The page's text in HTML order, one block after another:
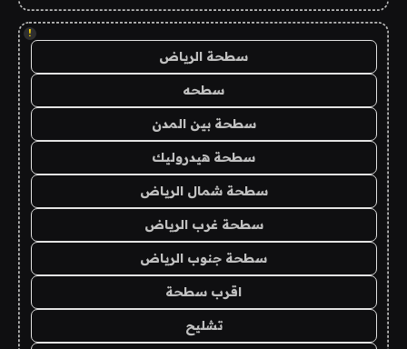
!
سطحة الرياض
سطحه
سطحة بين المدن
سطحة هيدروليك
سطحة شمال الرياض
سطحة غرب الرياض
سطحة جنوب الرياض
اقرب سطحة
تشليح